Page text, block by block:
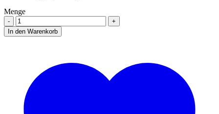
Menge
Menge
In den Warenkorb